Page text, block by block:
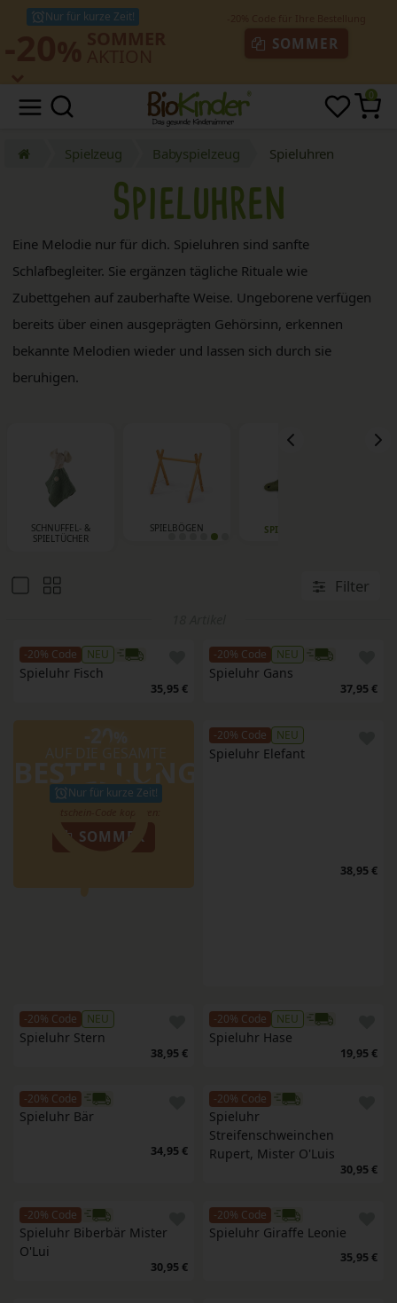
Nur für kurze Zeit!
SOMMER
0
Spielzeug Babyspielzeug Spieluhren
Spieluhren
Eine Melodie nur für dich. Spieluhren sind sanfte
Schlafbegleiter. Sie ergänzen tägliche Rituale wie
Zubettgehen auf zauberhafte Weise. Ungeborene verfügen
bereits über einen ausgeprägten Gehörsinn, erkennen
bekannte Melodien wieder und lassen sich durch sie
beruhigen.
SCHNUFFEL- &
SPIELTÜCHER
SPIELBÖGEN SPIELUHREN
Filter
-20% Code NEU
Spieluhr Fisch
35,95 €
-20% Code NEU
Spieluhr Gans
37,95 €
BESTELLUNG
Nur für kurze Zeit!
SOMMER
-20% Code NEU
Spieluhr Elefant
38,95 €
-20% Code NEU
Spieluhr Stern
38,95 €
-20% Code NEU
Spieluhr Hase
19,95 €
-20% Code
Spieluhr Bär
34,95 €
-20% Code
Spieluhr
Streifenschweinchen
Rupert, Mister O'Luis
30,95 €
-20% Code
Spieluhr Biberbär Mister
O'Lui
30,95 €
-20% Code
Spieluhr Giraffe Leonie
35,95 €